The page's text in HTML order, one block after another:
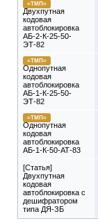
=ТМП=
Двухпутная
кодовая
автоблокировка
АБ-2-К-25-50-
ЭТ-82
=ТМП=
Однопутная
кодовая
автоблокировка
АБ-1-К-25-50-
ЭТ-82
=ТМП=
Однопутная
кодовая
автоблокировка
АБ-1-К-50-АТ-83
[Статья]
Двухпутная
кодовая
автоблокировка с
дешифратором
типа ДЯ-ЗБ